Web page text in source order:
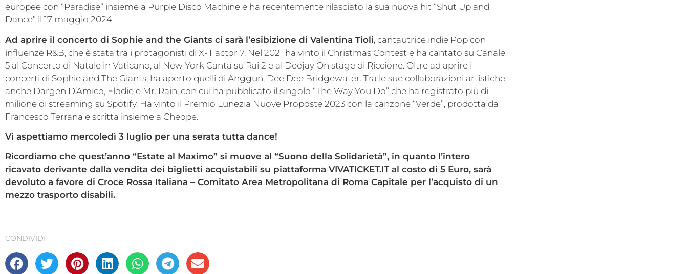
europee con “Paradise” insieme a Purple Disco Machine e ha recentemente rilasciato la sua nuova hit “Shut Up and
Dance” il 17 maggio 2024.
Ad aprire il concerto di Sophie and the Giants ci sarà l’esibizione di Valentina Tioli, cantautrice indie Pop con
influenze R&B, che è stata tra i protagonisti di X- Factor 7. Nel 2021 ha vinto il Christmas Contest e ha cantato su Canale
5 al Concerto di Natale in Vaticano, al New York Canta su Rai 2 e al Deejay On stage di Riccione. Oltre ad aprire i
concerti di Sophie and The Giants, ha aperto quelli di Anggun, Dee Dee Bridgewater. Tra le sue collaborazioni artistiche
anche Dargen D’Amico, Elodie e Mr. Rain, con cui ha pubblicato il singolo “The Way You Do” che ha registrato più di 1
milione di streaming su Spotify. Ha vinto il Premio Lunezia Nuove Proposte 2023 con la canzone “Verde”, prodotta da
Francesco Terrana e scritta insieme a Cheope.
Vi aspettiamo mercoledì 3 luglio per una serata tutta dance!
Ricordiamo che quest’anno “Estate al Maximo” si muove al “Suono della Solidarietà”, in quanto l’intero
ricavato derivante dalla vendita dei biglietti acquistabili su piattaforma VIVATICKET.IT al costo di 5 Euro, sarà
devoluto a favore di Croce Rossa Italiana – Comitato Area Metropolitana di Roma Capitale per l’acquisto di un
mezzo trasporto disabili.
CONDIVIDI